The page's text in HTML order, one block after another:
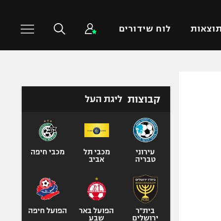
תוצאות לוח שידורים
טניס
כדורעף
ספורט אולימפי
קבוצות ליגת העל
עירוני
טבריה
מכבי תל
אביב
מכבי חיפה
בית"ר
ירושלים
הפועל באר
שבע
הפועל חיפה